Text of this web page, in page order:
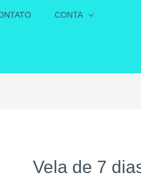
CONTA
Vela de 7
Preta